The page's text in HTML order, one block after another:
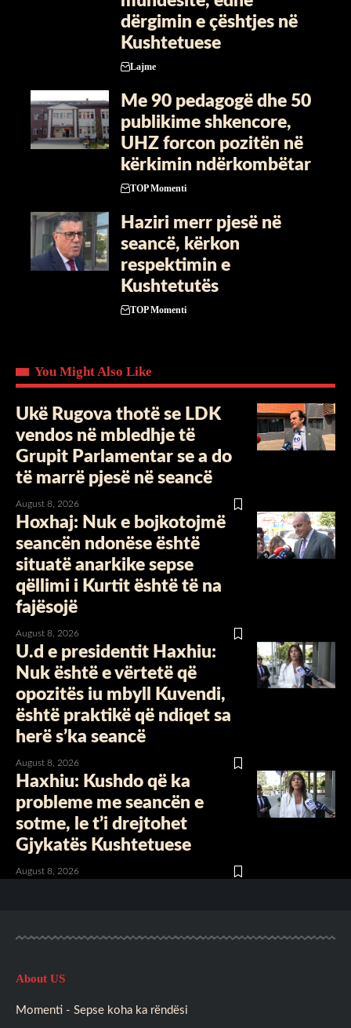
dërgimin e çështjes në
Kushtetuese
Lajme
Me 90 pedagogë dhe 50
publikime shkencore,
UHZ forcon pozitën në
kërkimin ndërkombëtar
TOP Momenti
​Haziri merr pjesë në
seancë, kërkon
respektimin e
Kushtetutës
TOP Momenti
You Might Also Like
Ukë Rugova thotë se LDK
vendos në mbledhje të
Grupit Parlamentar se a do
të marrë pjesë në seancë
August 8, 2026
Hoxhaj: Nuk e bojkotojmë
seancën ndonëse është
situatë anarkike sepse
qëllimi i Kurtit është të na
fajësojë
August 8, 2026
U.d e presidentit Haxhiu:
Nuk është e vërtetë që
opozitës iu mbyll Kuvendi,
është praktikë që ndiqet sa
herë s’ka seancë
August 8, 2026
Haxhiu: Kushdo që ka
probleme me seancën e
sotme, le t’i drejtohet
Gjykatës Kushtetuese
August 8, 2026
About US
Momenti - Sepse koha ka rëndësi